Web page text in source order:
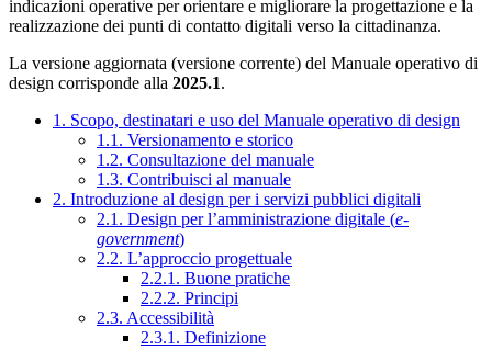
indicazioni operative per orientare e migliorare la progettazione e la
realizzazione dei punti di contatto digitali verso la cittadinanza.
La versione aggiornata (versione corrente) del Manuale operativo di
design corrisponde alla 2025.1.
1. Scopo, destinatari e uso del Manuale operativo di design
1.1. Versionamento e storico
1.2. Consultazione del manuale
1.3. Contribuisci al manuale
2. Introduzione al design per i servizi pubblici digitali
2.1. Design per l’amministrazione digitale (e-
government)
2.2. L’approccio progettuale
2.2.1. Buone pratiche
2.2.2. Principi
2.3. Accessibilità
2.3.1. Definizione